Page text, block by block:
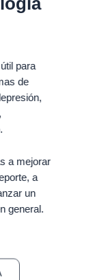
para
de
a mejorar
a
un
general.